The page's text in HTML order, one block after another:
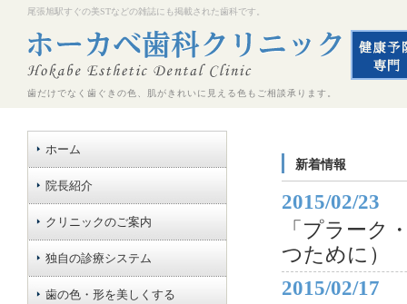
尾張旭駅すぐの美STなどの雑誌にも掲載された歯科です。
歯だけでなく歯ぐきの色、肌がきれいに見える色もご相談承ります。
新着情報
2015/02/23
「プラーク
つために）
2015/02/17
ホーム
院長紹介
クリニックのご案内
独自の診療システム
歯の色・形を美しくする